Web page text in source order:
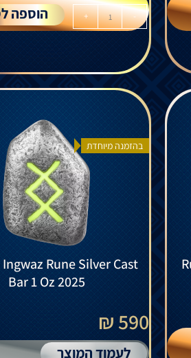
-
+ הוספה
בהזמנה מיוחדת
Ingwaz Rune Silver Cast
Bar 1 Oz 2025
590 ₪
לעמוד המוצר